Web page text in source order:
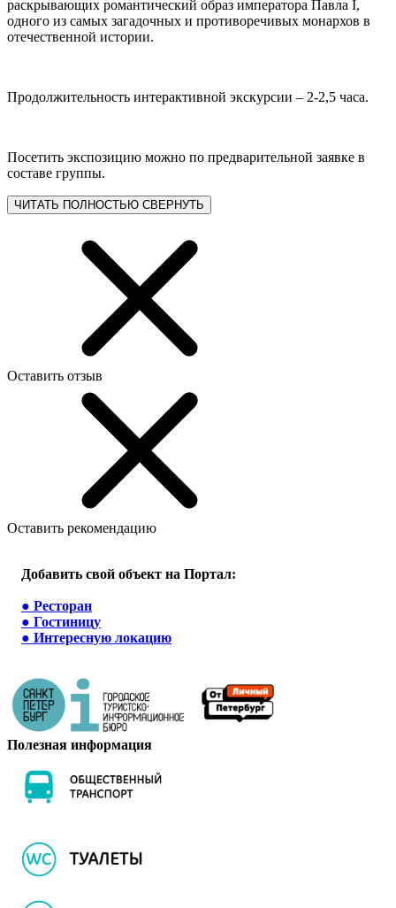
раскрывающих романтический образ императора Павла I,
одного из самых загадочных и противоречивых монархов в
отечественной истории.
Продолжительность интерактивной экскурсии – 2-2,5 часа.
Посетить экспозицию можно по предварительной заявке в
составе группы.
ЧИТАТЬ ПОЛНОСТЬЮ СВЕРНУТЬ
Оставить отзыв
Оставить рекомендацию
Добавить свой объект на Портал:
● Ресторан
● Гостиницу
● Интересную локацию
Полезная информация